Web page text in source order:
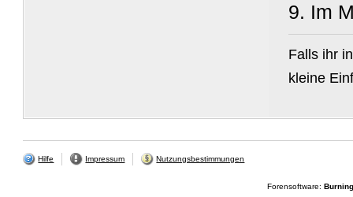
9. Im
Falls ihr
kleine
Hilfe Impressum Nutzungsbestimmungen
Forensoftware: